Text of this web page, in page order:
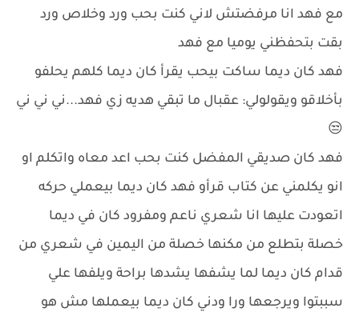
مع فهد انا مرفضتش لاني كنت بحب ورد وخلاص ورد
بقت بتحفظني يوميا مع فهد
فهد كان ديما ساكت بيحب يقرأ كان ديما كلهم يحلفو
بأخلاقو ويقولولي: عقبال ما تبقي هديه زي فهد...ني ني ني
😒
فهد كان صديقي المفضل كنت بحب اعد معاه واتكلم او
انو يكلمني عن كتاب قرأو فهد كان ديما بيعملي حركه
اتعودت عليها انا شعري ناعم ومفرود كان في ديما
خصلة بتطلع من مكنها خصلة من اليمين في شعري من
قدام كان ديما لما يشفها يشدها براحة ويلفها علي
سببتوا ويرجعها ورا ودني كان ديما بيعملها مش هو